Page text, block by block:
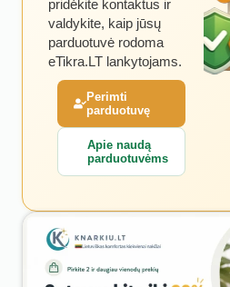
pridėkite kontaktus ir
valdykite, kaip jūsų
parduotuvė rodoma
eTikra.LT lankytojams.
Perimti
parduotuvę
Apie naudą
parduotuvėms